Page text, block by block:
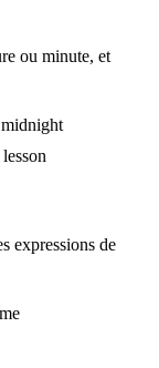
ou minute, et
expressions de